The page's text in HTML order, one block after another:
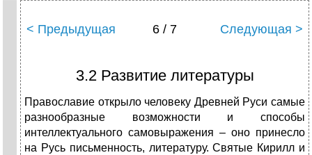
< Предыдущая 6 / 7 Следующая >
3.2 Развитие литературы
Православие открыло человеку Древней Руси самые
разнообразные возможности и способы
интеллектуального самовыражения – оно принесло
на Русь письменность, литературу. Святые Кирилл и